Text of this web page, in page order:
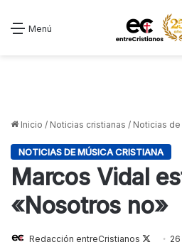
Menú
Inicio / Noticias cristianas / Noticias de
NOTICIAS DE MÚSICA CRISTIANA
Marcos Vidal
«Nosotros no»
Redacción entreCristianos
Follow